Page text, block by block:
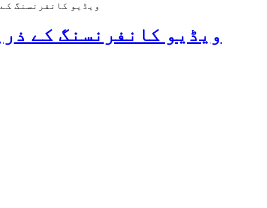
ویڈیو کانفرنسنگ کے ذریعے انڈین